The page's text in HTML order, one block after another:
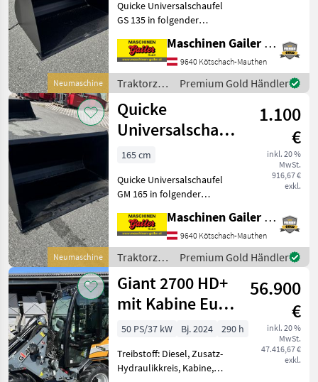
Neumaschine
Quicke Universalschaufel
GS 135 in folgender
* Tiefe 85cm * Höhe 75cm *
Volumen (gehäuft) 0, 51m³ *
Volumen (Wassermaß) 0,
40m³ * Ge
Maschinen Gailer GmbH
9640 Kötschach-Mauthen
Traktorzubehör
/ Quicke
Premium Gold Händler
Neumaschine
Quicke
Universalschaufel
GM 165 mit
Euroaufnahme
1.100
€
inkl. 20 %
MwSt.
916,67 €
exkl.
165 cm
Quicke Universalschaufel
GM 165 in folgender
* Tiefe 90cm * Höhe 76cm *
Volumen (gehäuft) 0, 65m³ *
Volumen (Wassermaß) 0,
54m³ * Ge
Maschinen Gailer GmbH
9640 Kötschach-Mauthen
Traktorzubehör
/ Quicke
Premium Gold Händler
Giant 2700 HD+
mit Kabine Euro
& Heckhydraulik
Kat 2
56.900
€
inkl. 20 %
MwSt.
47.416,67 €
exkl.
50 PS/37 kW Bj. 2024
290 h
Treibstoff: Diesel, Zusatz-
Hydraulikkreis, Kabine,